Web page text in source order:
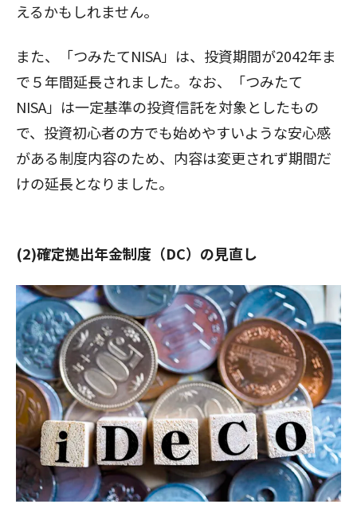
えるかもしれません。
また、「つみたてNISA」は、投資期間が2042年ま
で５年間延長されました。なお、「つみたて
NISA」は一定基準の投資信託を対象としたもの
で、投資初心者の方でも始めやすいような安心感
がある制度内容のため、内容は変更されず期間だ
けの延長となりました。
(2)確定拠出年金制度（DC）の見直し